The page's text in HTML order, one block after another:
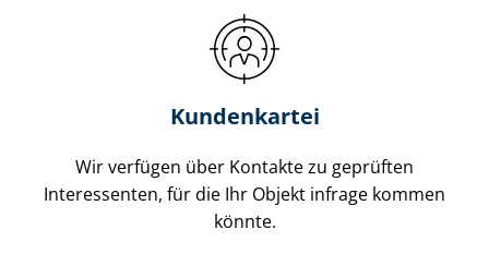
Kundenkartei
Wir verfügen über Kontakte zu geprüften
Interessenten, für die Ihr Objekt infrage kommen
könnte.